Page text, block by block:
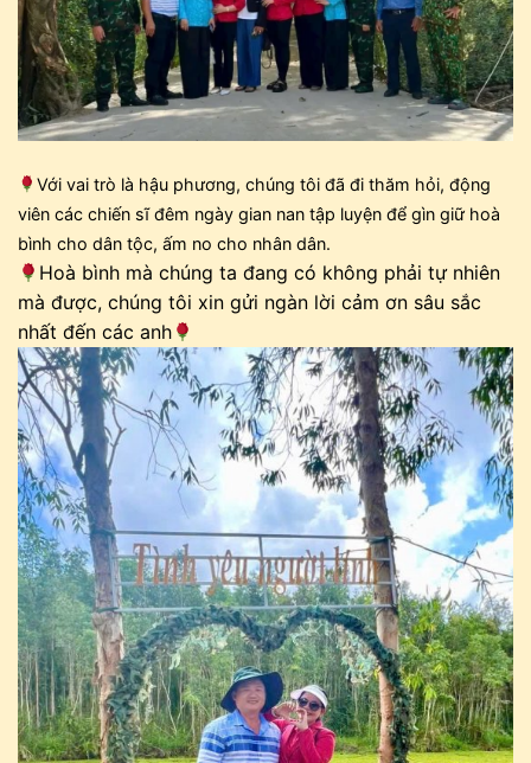
Với vai trò là hậu phương, chúng tôi đã đi thăm hỏi, động
viên các chiến sĩ đêm ngày gian nan tập luyện để gìn giữ hoà
bình cho dân tộc, ấm no cho nhân dân.
Hoà bình mà chúng ta đang có không phải tự nhiên
mà được, chúng tôi xin gửi ngàn lời cảm ơn sâu sắc
nhất đến các anh